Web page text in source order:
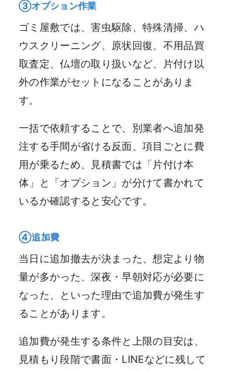
③オプション作業
ゴミ屋敷では、害虫駆除、特殊清掃、ハ
ウスクリーニング、原状回復、不用品買
取査定、仏壇の取り扱いなど、片付け以
外の作業がセットになることがありま
す。
一括で依頼することで、別業者へ追加発
注する手間が省ける反面、項目ごとに費
用が乗るため、見積書では「片付け本
体」と「オプション」が分けて書かれて
いるか確認すると安心です。
④追加費
当日に追加撤去が決まった、想定より物
量が多かった、深夜・早朝対応が必要に
なった、といった理由で追加費が発生す
ることがあります。
追加費が発生する条件と上限の目安は、
見積もり段階で書面・LINEなどに残して